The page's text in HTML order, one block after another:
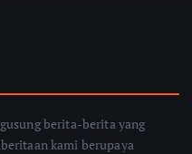
berita-berita yang
kami berupaya